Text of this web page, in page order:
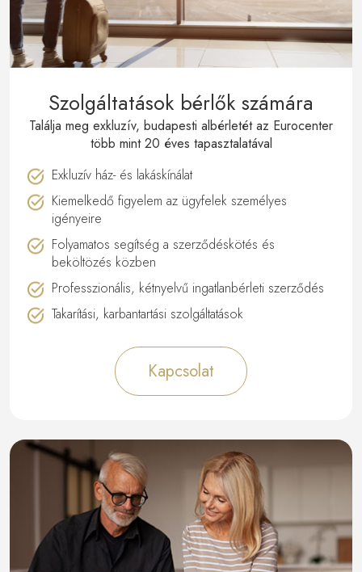
Szolgáltatások bérlők számára
Találja meg exkluzív, budapesti albérletét az Eurocenter
több mint 20 éves tapasztalatával
Exkluzív ház- és lakáskínálat
Kiemelkedő figyelem az ügyfelek személyes
igényeire
Folyamatos segítség a szerződéskötés és
beköltözés közben
Professzionális, kétnyelvű ingatlanbérleti szerződés
Takarítási, karbantartási szolgáltatások
Kapcsolat